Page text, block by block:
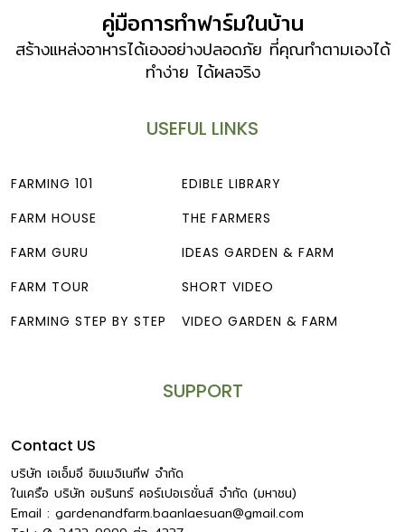
คู่มือการทำฟาร์มในบ้าน
สร้างแหล่งอาหารได้เองอย่างปลอดภัย ที่คุณทำตามเองได้
ทำง่าย ได้ผลจริง
USEFUL LINKS
FARMING 101
FARM HOUSE
FARM GURU
FARM TOUR
FARMING STEP BY STEP
EDIBLE LIBRARY
THE FARMERS
IDEAS GARDEN & FARM
SHORT VIDEO
VIDEO GARDEN & FARM
SUPPORT
Contact US
บริษัท เอเอ็มอี อิมเมจิเนทีฟ จำกัด
ในเครือ บริษัท อมรินทร์ คอร์เปอเรชั่นส์ จำกัด (มหาชน)
Email : gardenandfarm.baanlaesuan@gmail.com